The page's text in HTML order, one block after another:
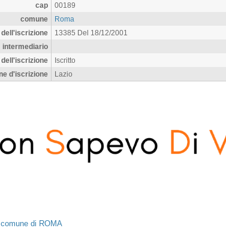
cap
00189
comune
Roma
dell'iscrizione
13385 Del 18/12/2001
intermediario
Iscritto
d'iscrizione
Lazio
di ROMA